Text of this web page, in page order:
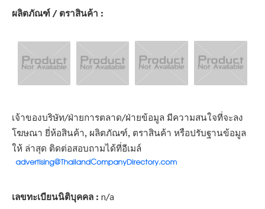
ผลิตภัณฑ์ / ตราสินค้า :
เจ้าของบริษัท/ฝ่ายการตลาด/ฝ่ายข้อมูล มีความสนใจที่จะลง
โฆษณา ยี่ห้อสินค้า, ผลิตภัณฑ์, ตราสินค้า หรือปรับฐานข้อมูล
ให้ ล่าสุด ติดต่อสอบถามได้ที่อีเมล์
เลขทะเบียนนิติบุคคล : n/a